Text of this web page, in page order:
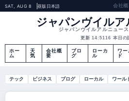
SAT, AUG 8 昼版 日本語 会社概
ジャパンヴイルア
ジャパンヴイルアルニュー
更新 14:5116 本日の
ホー
ム
天
気
会社概
要
ブロ
グ
ローカ
ル
ワー
ド
テック ビジネス ブログ ローカル ワール